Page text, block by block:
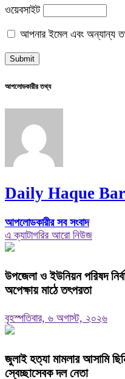
ওয়েবসাইট
আপনার ইমেল এবং অন্যান্য
আপলোডকারীর তথ্য
Daily Haque
আপলোডকারীর সব সংবাদ
এ ক্যাটাগরির আরো নিউজ
উপজেলা ও ইউনিয়ন পরিষদ
অপেক্ষায় মাঠে তৎপরতা
বৃহস্পতিবার, ৬ অগাস্ট, ২০২৬
জুলাই হত্যা মামলার আসামি
স্বেচ্ছাসেবক দল নেতা